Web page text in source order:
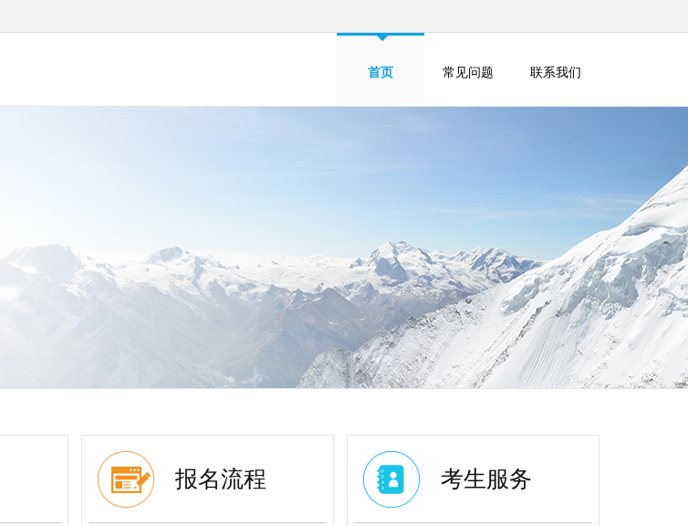
首页 常见问题 联系我们
报名流程 考生服务